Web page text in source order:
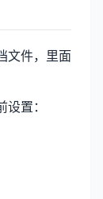
文件，里面
置：